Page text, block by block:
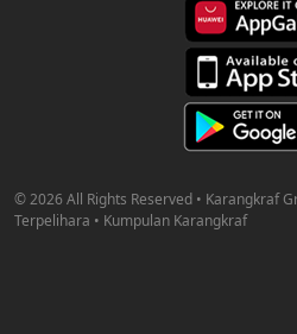
© 2026 All Rights Reserved • Karangkraf
Terpelihara • Kumpulan Karangkraf